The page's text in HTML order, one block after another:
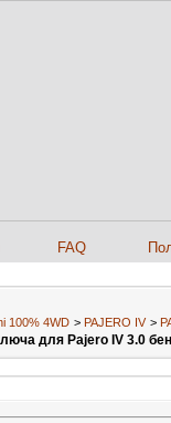
FAQ
100% 4WD > PAJERO IV >
для Pajero IV 3.0